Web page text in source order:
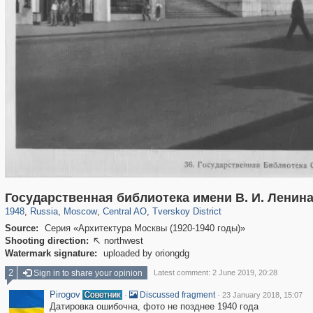
Государственная библиотека имени В. И. Ленина
1948, Russia
1,406,837 29,243
, Moscow
319,861 8,286
, Central AO
160,009 5,916
, Tverskoy District
53,052 2,283
Source:
Серия «Архитектура Москвы (1920-1940 годы)»
Shooting direction:  northwest
Watermark signature:
uploaded by oriongdg
2 Sign in to share your opinion Latest comment: 2 June 2019, 20:28
Pirogov · Discussed fragment · 23 January 2018, 15:07
Датировка ошибочна, фото не позднее 1940 года